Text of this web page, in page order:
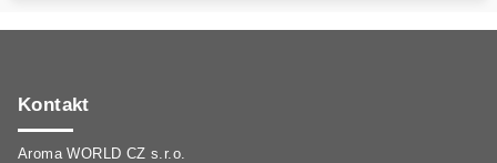
Kontakt
Aroma WORLD CZ s.r.o.